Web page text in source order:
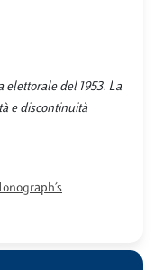
elettorale del 1953. La
e discontinuità